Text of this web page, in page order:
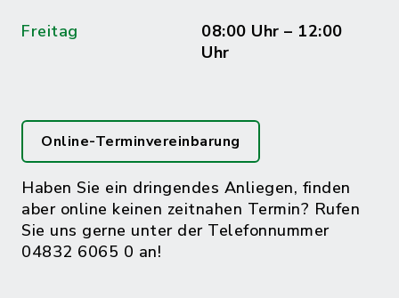
Freitag
08:00 Uhr – 12:00
Uhr
Online-Terminvereinbarung
Haben Sie ein dringendes Anliegen, finden
aber online keinen zeitnahen Termin? Rufen
Sie uns gerne unter der Telefonnummer
04832 6065 0 an!